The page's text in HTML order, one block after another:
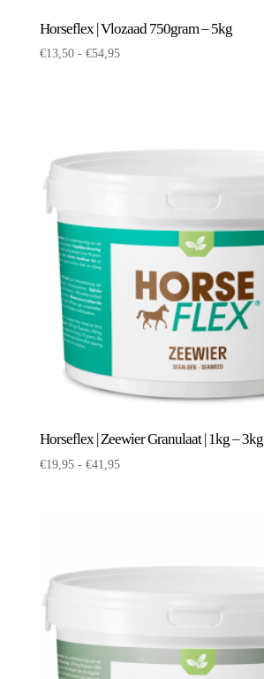
Horseflex | Vlozaad 750gram – 5kg
€13,50 - €54,95Prijsklasse:
Horseflex | Zeewier Granulaat | 1kg – 3kg
€19,95 - €41,95Prijsklasse: